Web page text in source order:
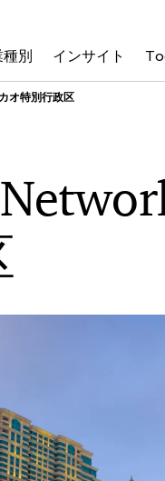
種別 インサイト
オ特別行政区